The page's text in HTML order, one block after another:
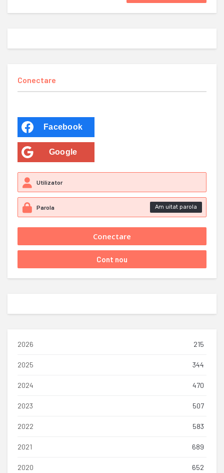
Conectare
Facebook
Google
Am uitat parola
2026 215
2025 344
2024 470
2023 507
2022 583
2021 689
2020 652